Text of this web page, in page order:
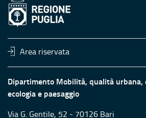
Area riservata
Dipartimento Mobilità, qualità urbana,
ecologia e paesaggio
Via G. Gentile, 52 - 70126 Bari